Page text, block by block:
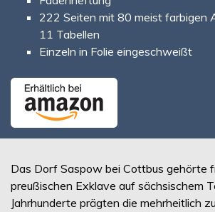
222 Seiten mit 80 meist farbigen
11 Tabellen
Einzeln in Folie eingeschweißt
Das Dorf Saspow bei Cottbus gehörte
preußischen Exklave auf sächsischem
Jahrhunderte prägten die mehrheitlich